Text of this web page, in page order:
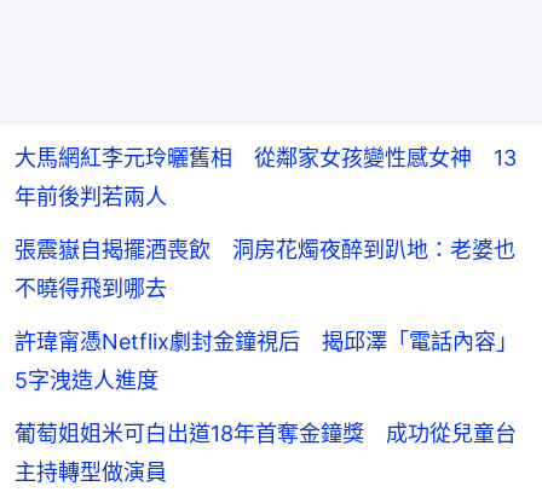
大馬網紅李元玲曬舊相 從鄰家女孩變性感女神 13
年前後判若兩人
張震嶽自揭擺酒喪飲 洞房花燭夜醉到趴地：老婆也
不曉得飛到哪去
許瑋甯憑Netflix劇封金鐘視后 揭邱澤「電話內容」
5字洩造人進度
葡萄姐姐米可白出道18年首奪金鐘獎 成功從兒童台
主持轉型做演員